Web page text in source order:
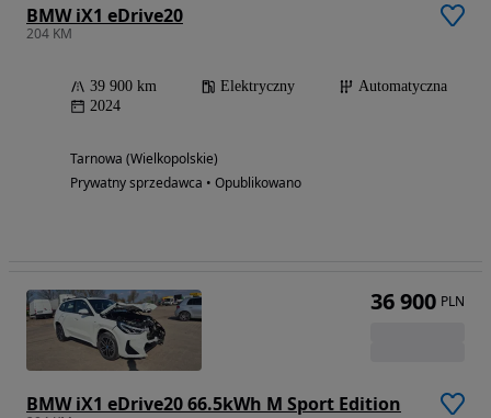
BMW iX1 eDrive20
204 KM
39 900 km Elektryczny
Automatyczna
2024
Tarnowa (Wielkopolskie)
Prywatny sprzedawca • Opublikowano
BMW iX1 eDrive20 66.5kWh M Sport Edition
36 900 PLN